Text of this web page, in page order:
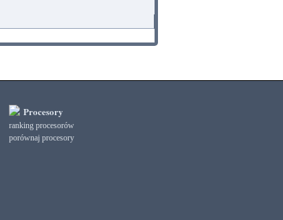
Procesory
ranking procesorów
porównaj procesory